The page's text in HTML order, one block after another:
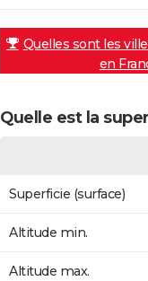
Quelles sont les
en
Quelle est la
Superficie (surface)
Altitude min.
Altitude max.